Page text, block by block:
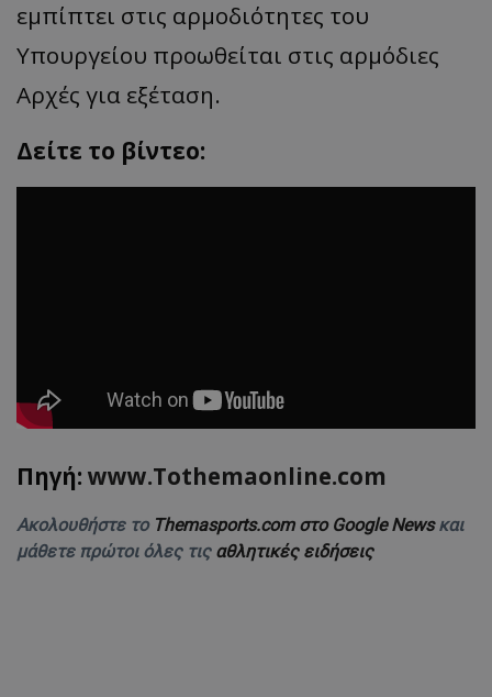
εμπίπτει στις αρμοδιότητες του
Υπουργείου προωθείται στις αρμόδιες
Αρχές για εξέταση.
Δείτε το βίντεο:
Πηγή: www.Tothemaonline.com
Ακολουθήστε το Themasports.com στο Google Newsκαι
μάθετε πρώτοι όλες τις αθλητικές ειδήσεις